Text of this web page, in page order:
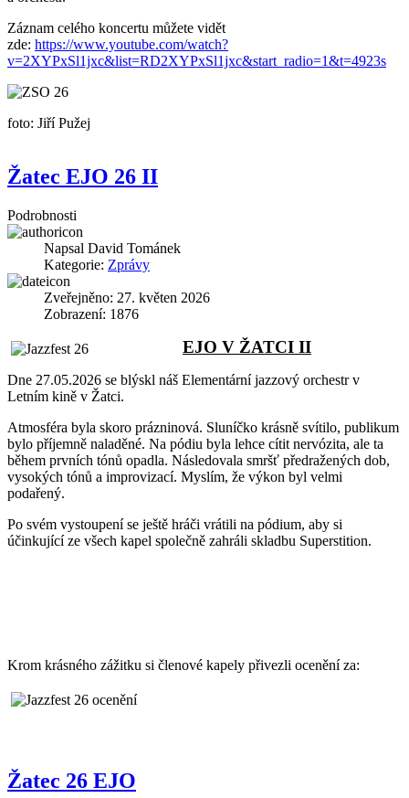
Záznam celého koncertu můžete vidět
zde: https://www.youtube.com/watch?
v=2XYPxSl1jxc&list=RD2XYPxSl1jxc&start_radio=1&t=4923s
foto: Jiří Pužej
Žatec EJO 26 II
Podrobnosti
Napsal David Tománek
Kategorie: Zprávy
Zveřejněno: 27. květen 2026
Zobrazení: 1876
EJO V ŽATCI II
Dne 27.05.2026 se blýskl náš Elementární jazzový orchestr v
Letním kině v Žatci.
Atmosféra byla skoro prázninová. Sluníčko krásně svítilo, publikum
bylo příjemně naladěné. Na pódiu byla lehce cítit nervózita, ale ta
během prvních tónů opadla. Následovala smršť předražených dob,
vysokých tónů a improvizací. Myslím, že výkon byl velmi
podařený.
Po svém vystoupení se ještě hráči vrátili na pódium, aby si
účinkující ze všech kapel společně zahráli skladbu Superstition.
Krom krásného zážitku si členové kapely přivezli ocenění za:
Žatec 26 EJO